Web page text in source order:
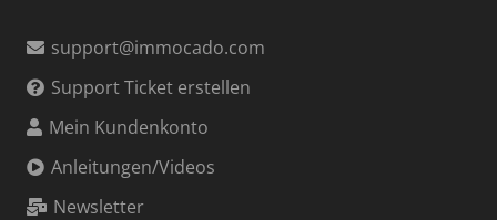
support@immocado.com
Support Ticket erstellen
Mein Kundenkonto
Anleitungen/Videos
Newsletter